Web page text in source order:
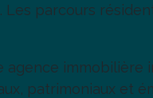
parcours
immobilière
patrimoniaux et